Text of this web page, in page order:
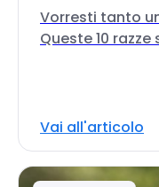
Vorresti tanto
Queste 10 razze
Vai all'articolo